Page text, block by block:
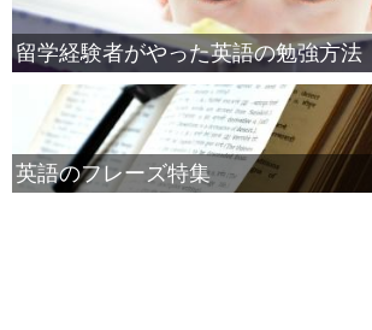
留学経験者がやった英語の勉強方法
英語のフレーズ特集